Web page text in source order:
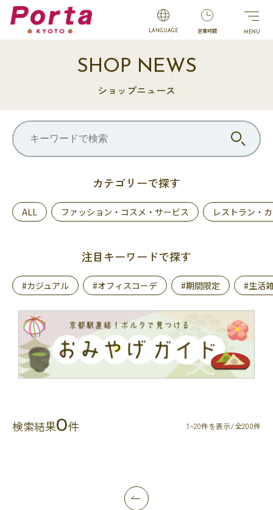
LANGUAGE 営業時間
SHOP NEWS
ショップニュース
カテゴリーで探す
ALL ファッション・コスメ・サービス レストラン・
注目キーワードで探す
#カジュアル #オフィスコーデ #期間限定 #生活
検索結果0件 1~20件を表示/全200件